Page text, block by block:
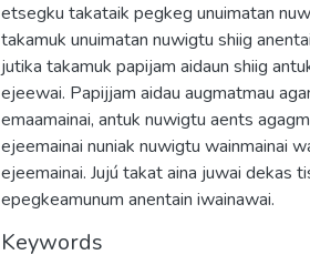
etsegku takataik pegkeg unuimatan
takamuk unuimatan nuwigtu shiig
jutika takamuk papijam aidaun shiig
ejeewai. Papijjam aidau augmatmau
emaamainai, antuk nuwigtu aents
ejeemainai nuniak nuwigtu wainmainai
ejeemainai. Jujú takat aina juwai dekas
epegkeamunum anentain iwainawai.
Keywords